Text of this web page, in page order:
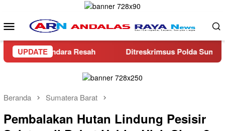
konten
Menu
Mobile
UPDATEResah Ditreskrimsus Polda Sumbar
Beranda Sumatera Barat
Pembalakan Hutan Lindung Pesisir